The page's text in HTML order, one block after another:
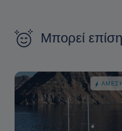
Μπορεί